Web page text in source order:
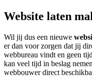
Website laten
Wil jij dus een nieuwe
er dan voor zorgen dat jij
webbureau vindt en geen
kan veel tijd in beslag
webbouwer direct